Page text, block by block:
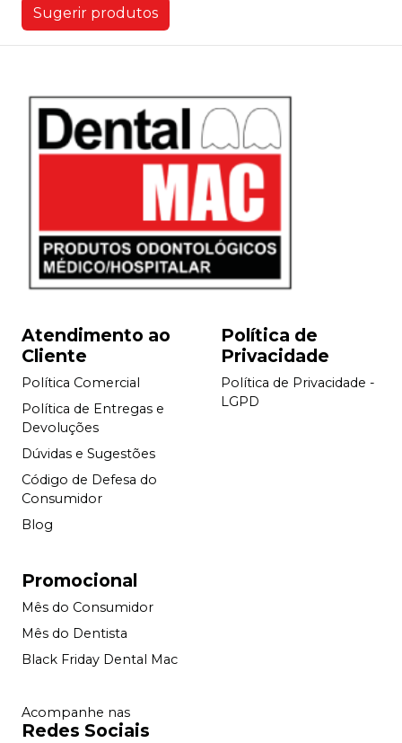
Sugerir produtos
Atendimento ao
Cliente
Política Comercial
Política de Entregas e
Devoluções
Dúvidas e Sugestões
Código de Defesa do
Consumidor
Blog
Política de
Privacidade
Política de Privacidade -
LGPD
Promocional
Mês do Consumidor
Mês do Dentista
Black Friday Dental Mac
Acompanhe nas
Redes Sociais